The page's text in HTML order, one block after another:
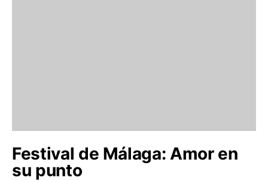
Festival de Málaga: Amor en
su punto